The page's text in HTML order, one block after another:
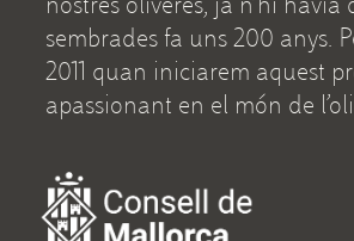
sembrades fa uns 200 anys.
2011 quan iniciarem aquest
apassionant en el món de l’oli.